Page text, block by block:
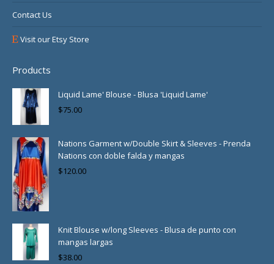
Contact Us
Visit our Etsy Store
Products
Liquid Lame' Blouse - Blusa 'Liquid Lame'
$75.00
Nations Garment w/Double Skirt & Sleeves - Prenda
Nations con doble falda y mangas
$120.00
Knit Blouse w/long Sleeves - Blusa de punto con
mangas largas
$38.00